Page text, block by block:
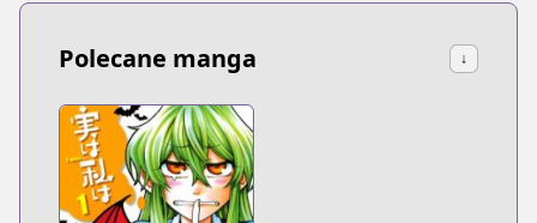
Polecane manga ↓